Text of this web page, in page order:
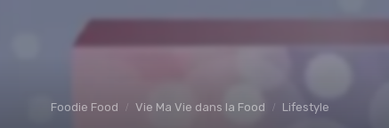
Foodie Food Vie Ma Vie dans la Food Lifestyle